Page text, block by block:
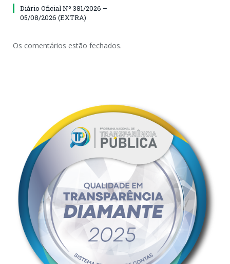
Diário Oficial Nº 381/2026 –
05/08/2026 (EXTRA)
Os comentários estão fechados.